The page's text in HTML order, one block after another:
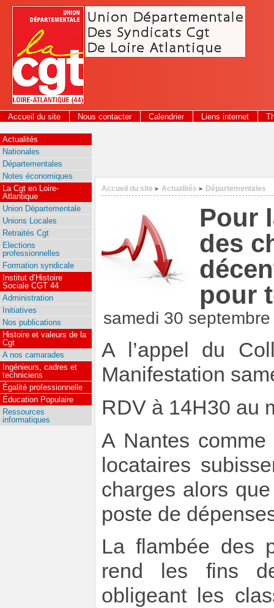
Panneau de gestion des cookies
Accueil du site Nous contacter Calendrier Liens internet
2026
Accueil du site > Actualités > Départementales
Pour
des
pour
samedi 30
A l’appel du
Manifestation
RDV à 14H30 au
A Nantes
locataires
charges alors
poste de
La flambée des
rend les fins
obligeant les
Actualités
Nationales
Départementales
Notes économiques
La Cgt en Loire-
Atlantique
Union Départementale
Unions Locales
Retraités Cgt
Elections
professionnelles
Formation syndicale
Institut d’Histoire
Sociale CGT 44
Administration
Initiatives
Nos publications
Histoire et valeurs de la
Cgt
A nos camarades
Ingénieurs, cadres et
techniciens
Égalité professionnelle
Éducation Populaire
Ressources
informatiques